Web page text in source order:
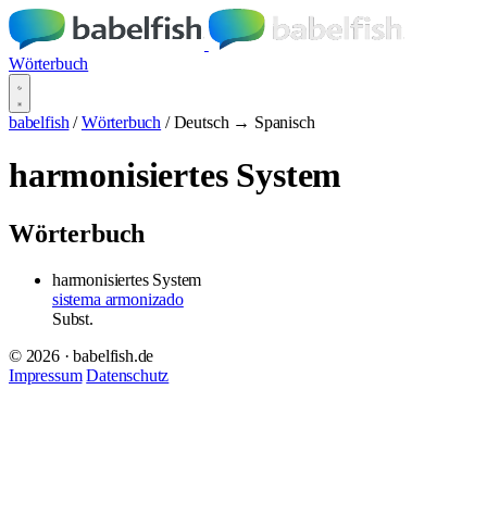
Wörterbuch
babelfish / Wörterbuch / Deutsch → Spanisch
harmonisiertes System
Wörterbuch
harmonisiertes System
sistema armonizado
Subst.
© 2026 · babelfish.de
Impressum Datenschutz